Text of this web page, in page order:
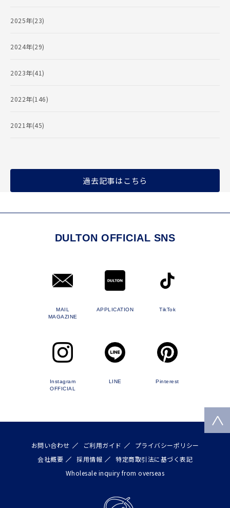
2025年(23)
2024年(29)
2023年(41)
2022年(146)
2021年(45)
過去記事はこちら
DULTON OFFICIAL SNS
MAIL
MAGAZINE
APPLICATION TikTok
Instagram
OFFICIAL
LINE Pinterest
お問い合わせ ご利用ガイド
プライバシーポリシー
会社概要
採用情報
特定商取引法に基づく表記
Wholesale inquiry from overseas